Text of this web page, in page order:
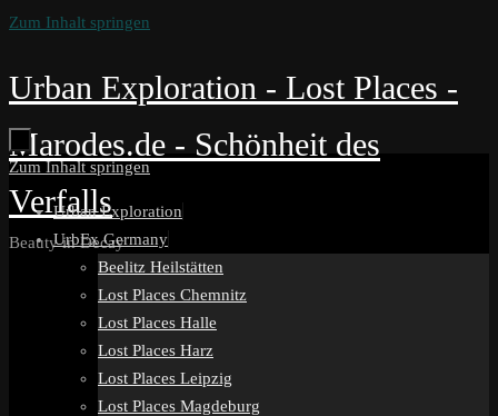
Zum Inhalt springen
Urban Exploration - Lost Places -
Marodes.de - Schönheit des
Verfalls
Beauty in Decay
Zum Inhalt springen
Urban Exploration
UrbEx Germany
Beelitz Heilstätten
Lost Places Chemnitz
Lost Places Halle
Lost Places Harz
Lost Places Leipzig
Lost Places Magdeburg